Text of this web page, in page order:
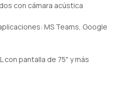
con cámara acústica
MS Teams, Google
con pantalla de 75" y más